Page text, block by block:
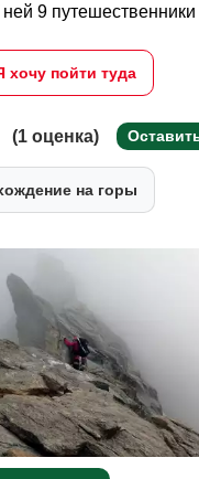
9 путешественники
хочу пойти туда
(1 оценка)
на горы